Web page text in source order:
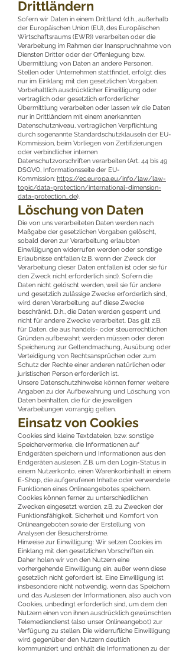
Drittländern
Sofern wir Daten in einem Drittland (d.h., außerhalb
der Europäischen Union (EU), des Europäischen
Wirtschaftsraums (EWR)) verarbeiten oder die
Verarbeitung im Rahmen der Inanspruchnahme von
Diensten Dritter oder der Offenlegung bzw.
Übermittlung von Daten an andere Personen,
Stellen oder Unternehmen stattfindet, erfolgt dies
nur im Einklang mit den gesetzlichen Vorgaben.
Vorbehaltlich ausdrücklicher Einwilligung oder
vertraglich oder gesetzlich erforderlicher
Übermittlung verarbeiten oder lassen wir die Daten
nur in Drittländern mit einem anerkannten
Datenschutzniveau, vertraglichen Verpflichtung
durch sogenannte Standardschutzklauseln der EU-
Kommission, beim Vorliegen von Zertifizierungen
oder verbindlicher internen
Datenschutzvorschriften verarbeiten (Art. 44 bis 49
DSGVO, Informationsseite der EU-
Kommission: https://ec.europa.eu/info/law/law-
topic/data-protection/international-dimension-
data-protection_de).
Löschung von Daten
Die von uns verarbeiteten Daten werden nach
Maßgabe der gesetzlichen Vorgaben gelöscht,
sobald deren zur Verarbeitung erlaubten
Einwilligungen widerrufen werden oder sonstige
Erlaubnisse entfallen (z.B. wenn der Zweck der
Verarbeitung dieser Daten entfallen ist oder sie für
den Zweck nicht erforderlich sind). Sofern die
Daten nicht gelöscht werden, weil sie für andere
und gesetzlich zulässige Zwecke erforderlich sind,
wird deren Verarbeitung auf diese Zwecke
beschränkt. D.h., die Daten werden gesperrt und
nicht für andere Zwecke verarbeitet. Das gilt z.B.
für Daten, die aus handels- oder steuerrechtlichen
Gründen aufbewahrt werden müssen oder deren
Speicherung zur Geltendmachung, Ausübung oder
Verteidigung von Rechtsansprüchen oder zum
Schutz der Rechte einer anderen natürlichen oder
juristischen Person erforderlich ist.
Unsere Datenschutzhinweise können ferner weitere
Angaben zu der Aufbewahrung und Löschung von
Daten beinhalten, die für die jeweiligen
Verarbeitungen vorrangig gelten.
Einsatz von Cookies
Cookies sind kleine Textdateien, bzw. sonstige
Speichervermerke, die Informationen auf
Endgeräten speichern und Informationen aus den
Endgeräten auslesen. Z.B. um den Login-Status in
einem Nutzerkonto, einen Warenkorbinhalt in einem
E-Shop, die aufgerufenen Inhalte oder verwendete
Funktionen eines Onlineangebotes speichern.
Cookies können ferner zu unterschiedlichen
Zwecken eingesetzt werden, z.B. zu Zwecken der
Funktionsfähigkeit, Sicherheit und Komfort von
Onlineangeboten sowie der Erstellung von
Analysen der Besucherströme.
Hinweise zur Einwilligung: Wir setzen Cookies im
Einklang mit den gesetzlichen Vorschriften ein.
Daher holen wir von den Nutzern eine
vorhergehende Einwilligung ein, außer wenn diese
gesetzlich nicht gefordert ist. Eine Einwilligung ist
insbesondere nicht notwendig, wenn das Speichern
und das Auslesen der Informationen, also auch von
Cookies, unbedingt erforderlich sind, um dem den
Nutzern einen von ihnen ausdrücklich gewünschten
Telemediendienst (also unser Onlineangebot) zur
Verfügung zu stellen. Die widerrufliche Einwilligung
wird gegenüber den Nutzern deutlich
kommuniziert und enthält die Informationen zu der